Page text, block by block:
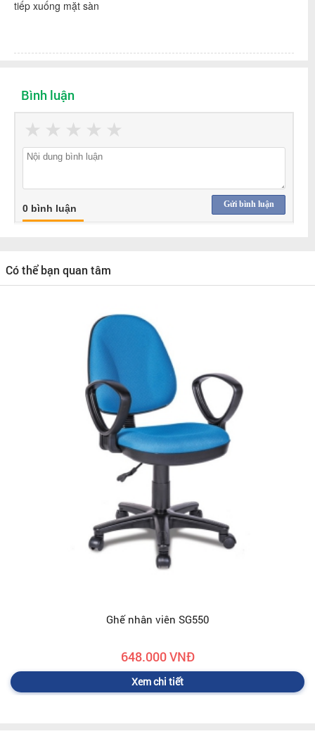
tiếp xuống mặt sàn
Bình luận
★
★
★
★
★
Gửi bình luận
0 bình luận
Có thể bạn quan tâm
Ghế nhân viên SG550
648.000 VNĐ
Xem chi tiết